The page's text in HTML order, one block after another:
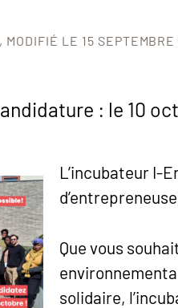
MODIFIÉ LE 15
: le 10
L’incubateur I-
Que vous
solidaire,